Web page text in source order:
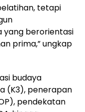
tetapi
yang berorientasi
prima,” ungkap
budaya
(K3), penerapan
pendekatan